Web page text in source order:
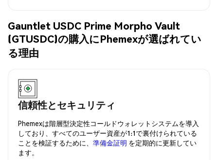
Gauntlet USDC Prime Morpho Vault
(GTUSDC)の購入にPhemexが選ばれてい
る理由
信頼性とセキュリティ
Phemexは階層型決定性コールドウォレットシステムを導入
しており、すべてのユーザー資産が1:1で裏付けられている
ことを検証するために、 準備金証明 を定期的に更新してい
ます。